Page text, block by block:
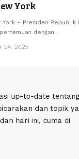
York
York – Presiden Republik
dengan…
24, 2025
up-to-date
dan topik
hari ini, cuma di